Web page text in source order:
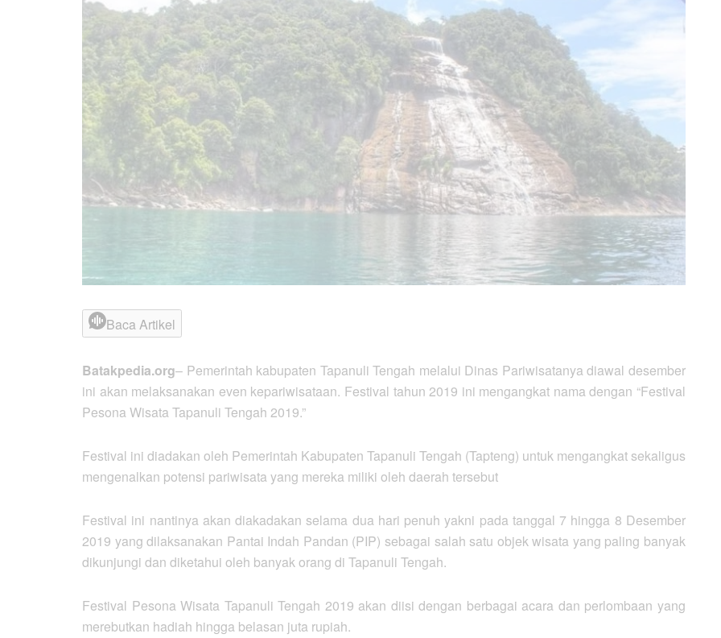
Baca Artikel
Batakpedia.org– Pemerintah kabupaten Tapanuli Tengah melalui Dinas Pariwisatanya diawal desember
ini akan melaksanakan even kepariwisataan. Festival tahun 2019 ini mengangkat nama dengan “Festival
Pesona Wisata Tapanuli Tengah 2019.”
Festival ini diadakan oleh Pemerintah Kabupaten Tapanuli Tengah (Tapteng) untuk mengangkat sekaligus
mengenalkan potensi pariwisata yang mereka miliki oleh daerah tersebut
Festival ini nantinya akan diakadakan selama dua hari penuh yakni pada tanggal 7 hingga 8 Desember
2019 yang dilaksanakan Pantai Indah Pandan (PIP) sebagai salah satu objek wisata yang paling banyak
dikunjungi dan diketahui oleh banyak orang di Tapanuli Tengah.
Festival Pesona Wisata Tapanuli Tengah 2019 akan diisi dengan berbagai acara dan perlombaan yang
merebutkan hadiah hingga belasan juta rupiah.